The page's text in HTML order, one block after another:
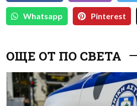
Whatsapp Pinterest
ОЩЕ ОТ ПО СВЕТА